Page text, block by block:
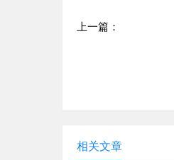
上一篇：
相关文章